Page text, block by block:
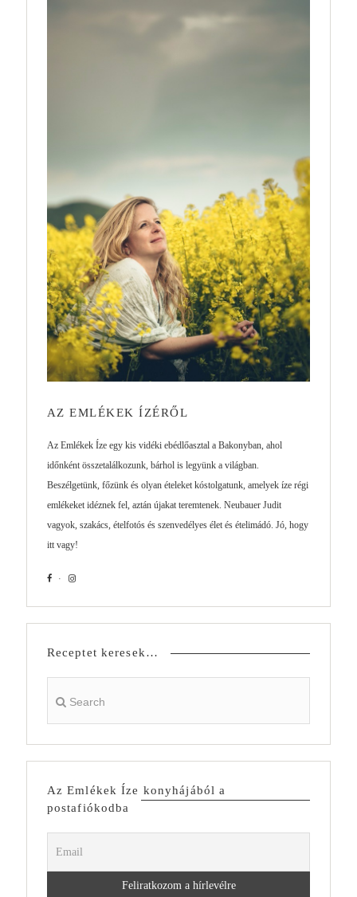
AZ EMLÉKEK ÍZÉRŐL
Az Emlékek Íze egy kis vidéki ebédlőasztal a Bakonyban, ahol
időnként összetalálkozunk, bárhol is legyünk a világban.
Beszélgetünk, főzünk és olyan ételeket kóstolgatunk, amelyek íze régi
emlékeket idéznek fel, aztán újakat teremtenek. Neubauer Judit
vagyok, szakács, ételfotós és szenvedélyes élet és ételimádó. Jó, hogy
itt vagy!
Receptet keresek…
Az Emlékek Íze konyhájából a
postafiókodba